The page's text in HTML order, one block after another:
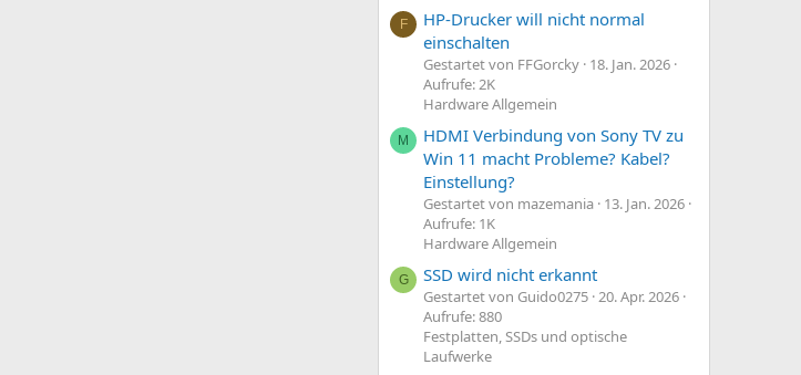
F
HP-Drucker will nicht normal
einschalten
Gestartet von FFGorcky 18. Jan. 2026
Aufrufe: 2K
Hardware Allgemein
M
HDMI Verbindung von Sony TV zu
Win 11 macht Probleme? Kabel?
Einstellung?
Gestartet von mazemania 13. Jan. 2026
Aufrufe: 1K
Hardware Allgemein
G SSD wird nicht erkannt
Gestartet von Guido0275 20. Apr. 2026
Aufrufe: 880
Festplatten, SSDs und optische
Laufwerke